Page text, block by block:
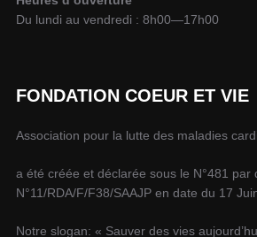
Du lundi au vendredi : 8h00—17h00
FONDATION COEUR ET VIE
Association pour la lutte des maladies
a été créée et déclarée sous le N°481 par
N°11/RDA/F/F38/SAAJP en date du 17
Notre slogan: « Sauver des vies